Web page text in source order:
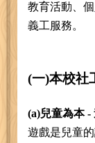
教育活動、
義工服務。
(一)本校社
(a)兒童為本 -
遊戲是兒童